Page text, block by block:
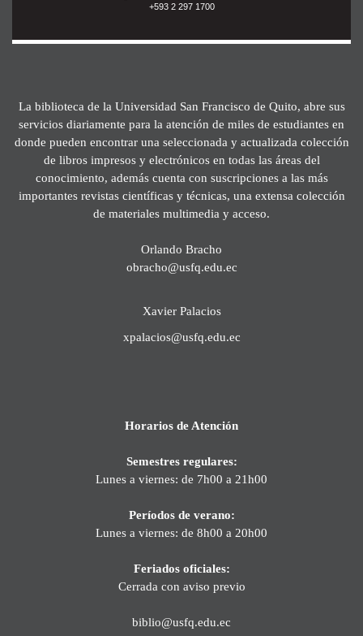
+593 2 297 1700
La biblioteca de la Universidad San Francisco de Quito, abre sus
servicios diariamente para la atención de miles de estudiantes en
donde pueden encontrar una seleccionada y actualizada colección
de libros impresos y electrónicos en todas las áreas del
conocimiento, además cuenta con suscripciones a las más
importantes revistas científicas y técnicas, una extensa colección
de materiales multimedia y acceso.
Orlando Bracho
obracho@usfq.edu.ec
Xavier Palacios
xpalacios@usfq.edu.ec
Horarios de Atención
Semestres regulares:
Lunes a viernes: de 7h00 a 21h00
Períodos de verano:
Lunes a viernes: de 8h00 a 20h00
Feriados oficiales:
Cerrada con aviso previo
biblio@usfq.edu.ec